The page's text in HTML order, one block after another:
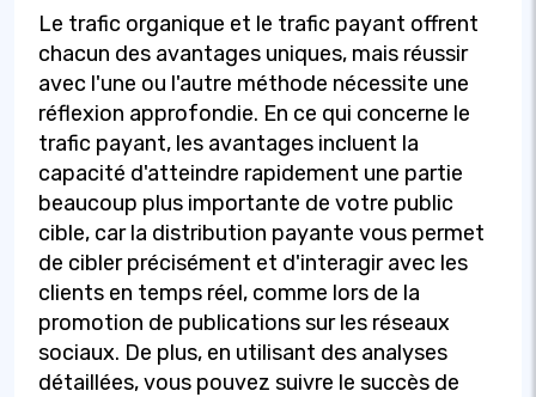
Le trafic organique et le trafic payant offrent
chacun des avantages uniques, mais réussir
avec l'une ou l'autre méthode nécessite une
réflexion approfondie. En ce qui concerne le
trafic payant, les avantages incluent la
capacité d'atteindre rapidement une partie
beaucoup plus importante de votre public
cible, car la distribution payante vous permet
de cibler précisément et d'interagir avec les
clients en temps réel, comme lors de la
promotion de publications sur les réseaux
sociaux. De plus, en utilisant des analyses
détaillées, vous pouvez suivre le succès de